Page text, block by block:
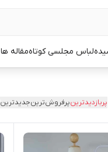
لباس مجلسی کوتاهمقاله ها
پربازدیدترینپرفروش‌ترینجدیدترین